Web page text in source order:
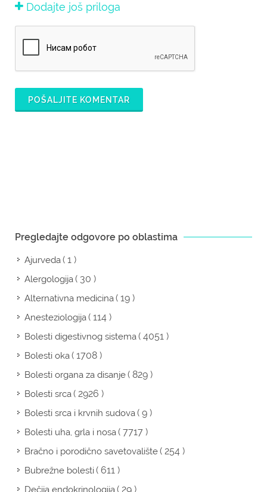
Dodajte još priloga
POŠALJITE KOMENTAR
Pregledajte odgovore po oblastima
Ajurveda( 1 )
Alergologija( 30 )
Alternativna medicina( 19 )
Anesteziologija( 114 )
Bolesti digestivnog sistema( 4051 )
Bolesti oka( 1708 )
Bolesti organa za disanje( 829 )
Bolesti srca( 2926 )
Bolesti srca i krvnih sudova( 9 )
Bolesti uha, grla i nosa( 7717 )
Bračno i porodično savetovalište( 254 )
Bubrežne bolesti( 611 )
Dečija endokrinologija ( 29 )